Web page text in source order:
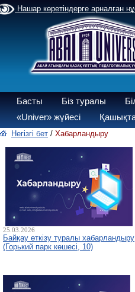
Нашар көретіндерге арналған
Басты Біз туралы
«Univer» жүйесі
Негізгі бет / Хабарландыру
25.03.2026
Байқау өткізу туралы хабарландыру
(Горький парк көшесі, 10)